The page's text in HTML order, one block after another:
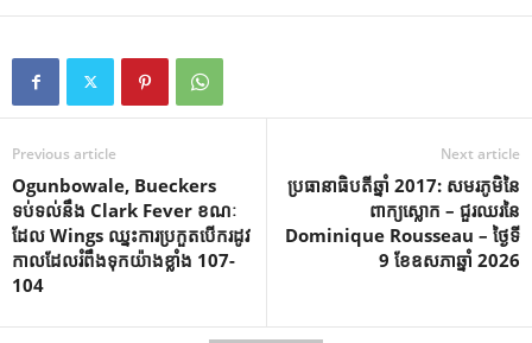
Previous article
Ogunbowale, Bueckers
ទប់ទល់នឹង Clark Fever ខណៈ
ដែល Wings ឈ្នះការប្រកួតបើករដូវ
កាលដែលរំពឹងទុកយ៉ាងខ្លាំង 107-
104
Next article
ប្រធានាធិបតីឆ្នាំ 2017: សមរភូមិនៃ
ពាក្យស្លោក – ជួរឈរនៃ
Dominique Rousseau – ថ្ងៃទី
9 ខែឧសភាឆ្នាំ 2026